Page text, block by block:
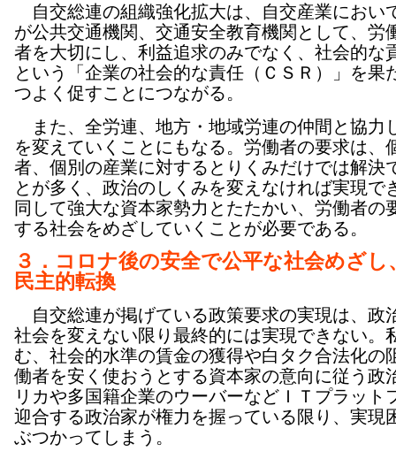
自交総連の組織強化拡大は、自交産業におい
が公共交通機関、交通安全教育機関として、労
者を大切にし、利益追求のみでなく、社会的な
という「企業の社会的な責任（ＣＳＲ）」を果
つよく促すことにつながる。
また、全労連、地方・地域労連の仲間と協力
を変えていくことにもなる。労働者の要求は、
者、個別の産業に対するとりくみだけでは解決
とが多く、政治のしくみを変えなければ実現で
同して強大な資本家勢力とたたかい、労働者の
する社会をめざしていくことが必要である。
３．コロナ後の安全で公平な社会めざし
民主的転換
自交総連が掲げている政策要求の実現は、政
社会を変えない限り最終的には実現できない。
む、社会的水準の賃金の獲得や白タク合法化の
働者を安く使おうとする資本家の意向に従う政
リカや多国籍企業のウーバーなどＩＴプラット
迎合する政治家が権力を握っている限り、実現
ぶつかってしまう。